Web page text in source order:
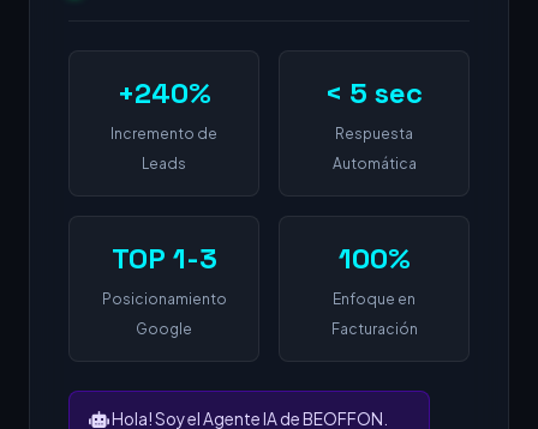
+240%
Incremento de
Leads
< 5 sec
Respuesta
Automática
TOP 1-3
Posicionamiento
Google
100%
Enfoque en
Facturación
Hola! Soy el Agente IA de BEOFFON.